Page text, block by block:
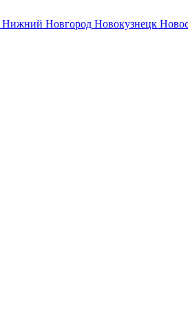
Нижний Новгород Новокузнецк